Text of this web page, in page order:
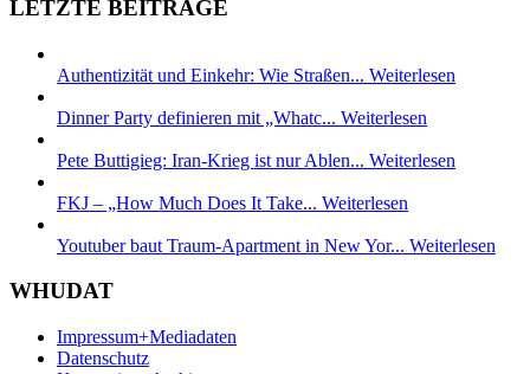
LETZTE BEITRÄGE
Authentizität und Einkehr: Wie Straßen... Weiterlesen
Dinner Party definieren mit „Whatc... Weiterlesen
Pete Buttigieg: Iran-Krieg ist nur Ablen... Weiterlesen
FKJ – „How Much Does It Take... Weiterlesen
Youtuber baut Traum-Apartment in New Yor... Weiterlesen
WHUDAT
Impressum+Mediadaten
Datenschutz